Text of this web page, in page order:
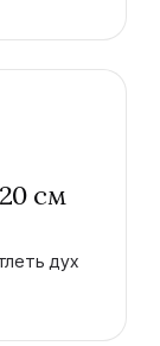
см
дух